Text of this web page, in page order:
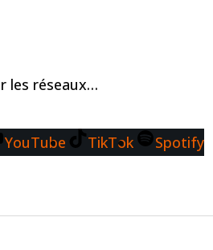
les réseaux…
YouTube TikTok Spotify